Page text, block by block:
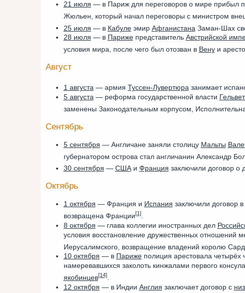
21 июля — в Париж для переговоров о мире прибыл
Жюльен, который начал переговоры с министром
25 июля — в Кабулеэмир Афганистана Заман-Шах
28 июля — в Парижепредставитель Австрийской
условия мира, после чего был отозван в Венуи
Август
1 августа — армия Туссен-Лувертюра занимает
5 августа — реформа государственной власти
заменены Законодательным корпусом,
Сентябрь
5 сентября — Англичане заняли столицу Мальты
губернатором острова стал англичанин Александр
30 сентября — СШАи Франция заключили договор
Октябрь
1 октября — Франция и Испания заключили договор
возвращена Франции[1].
8 октября — глава коллегии иностранных дел
условия восстановление дружественных отношений
Иерусалимского, возвращение владений королю
10 октября — в Парижеполиция арестовала четырёх
намеревавшихся заколоть кинжалами первого консула
якобинцев[14].
12 октября — в Индии Англия заключает договор с